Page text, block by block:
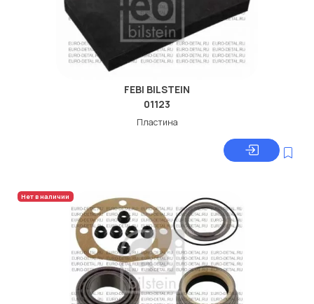
FEBI BILSTEIN
01123
Пластина
Нет в наличии